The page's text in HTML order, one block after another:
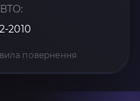
2010
повернення